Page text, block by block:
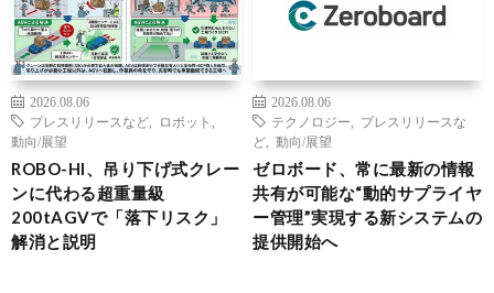
2026.08.06
プレスリリースなど
ロボット
動向/展望
ROBO-HI、吊り下げ式クレー
ンに代わる超重量級
200tAGVで「落下リスク」
解消と説明
2026.08.06
テクノロジー
プレスリリースな
ど
動向/展望
ゼロボード、常に最新の情報
共有が可能な“動的サプライヤ
ー管理”実現する新システムの
提供開始へ